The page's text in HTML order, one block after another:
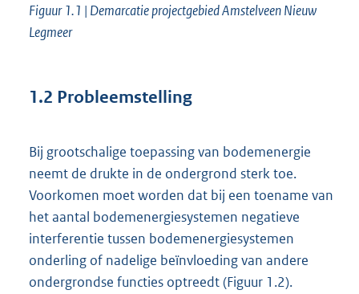
Figuur 1.1 | Demarcatie projectgebied Amstelveen Nieuw
Legmeer
1.2 Probleemstelling
Bij grootschalige toepassing van bodemenergie
neemt de drukte in de ondergrond sterk toe.
Voorkomen moet worden dat bij een toename van
het aantal bodemenergiesystemen negatieve
interferentie tussen bodemenergiesystemen
onderling of nadelige beïnvloeding van andere
ondergrondse functies optreedt (Figuur 1.2).